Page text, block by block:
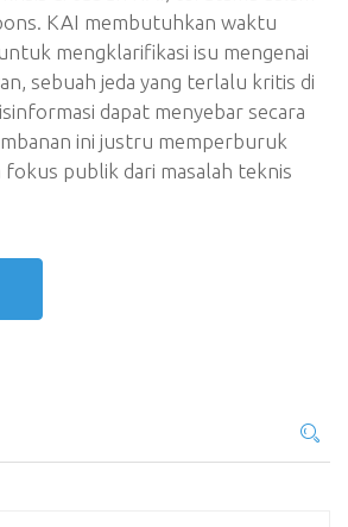
KAI membutuhkan waktu
mengklarifikasi isu mengenai
sebuah jeda yang terlalu kritis di
dapat menyebar secara
ini justru memperburuk
fokus publik dari masalah teknis